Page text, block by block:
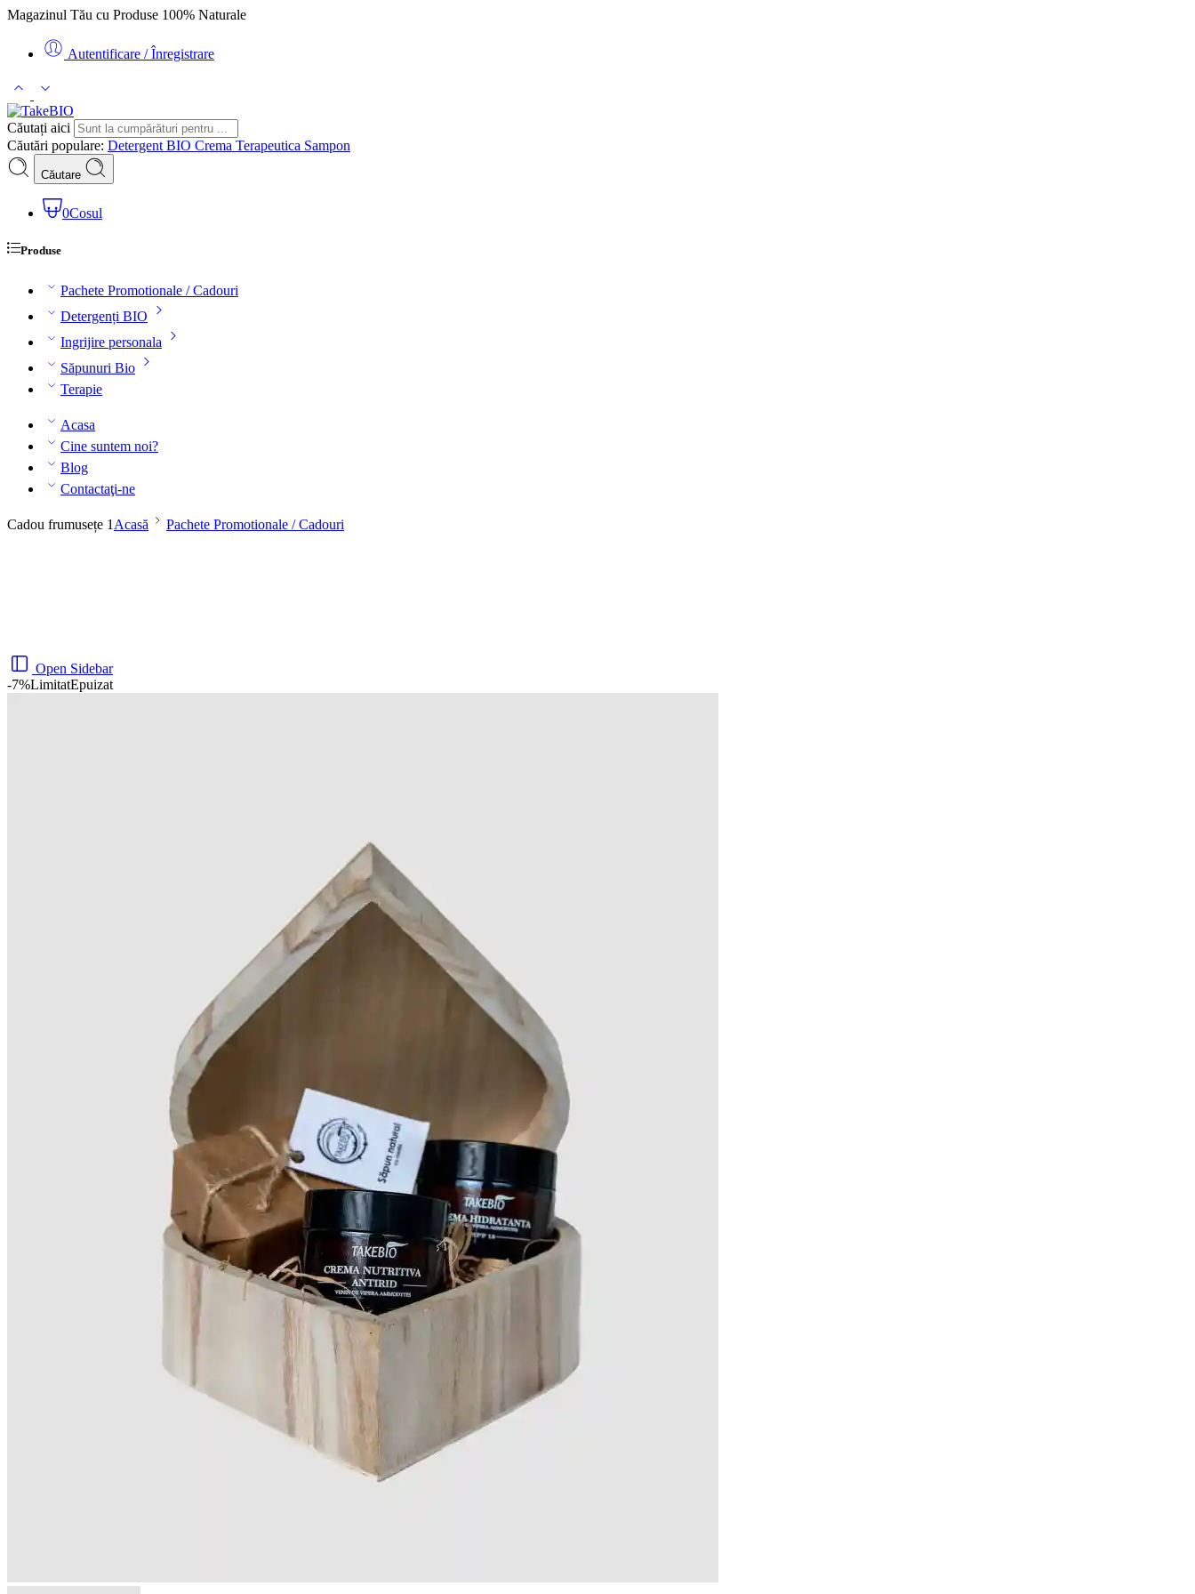
Magazinul Tău cu Produse 100% Naturale
Autentificare / Înregistrare
Căutați aici
Căutări populare: Detergent BIO Crema Terapeutica Sampon
Căutare
0Cosul
Produse
Pachete Promotionale / Cadouri
Detergenți BIO
Ingrijire personala
Săpunuri Bio
Terapie
Acasa
Cine suntem noi?
Blog
Contactaţi-ne
Cadou frumusețe 1 Acasă Pachete Promotionale / Cadouri
Open Sidebar
-7%LimitatEpuizat